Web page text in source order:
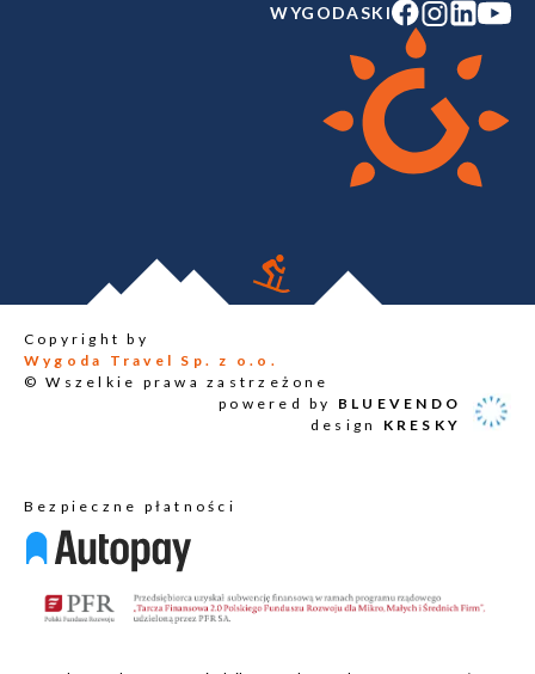
WYGODASKI
Copyright by
Wygoda Travel Sp. z o.o.
© Wszelkie prawa zastrzeżone
powered by BLUEVENDO
design
KRESKY
Bezpieczne płatności